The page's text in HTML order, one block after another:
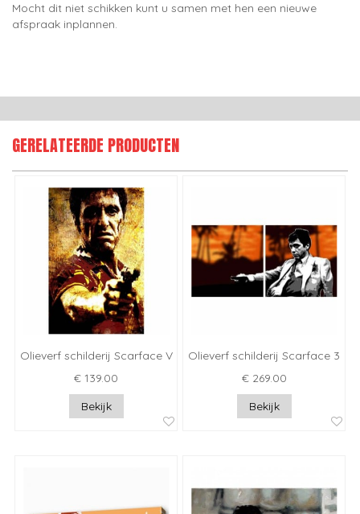
Mocht dit niet schikken kunt u samen met hen een nieuwe
afspraak inplannen.
GERELATEERDE PRODUCTEN
Olieverf schilderij Scarface V
€ 139.00
Bekijk
Olieverf schilderij Scarface 3
€ 269.00
Bekijk